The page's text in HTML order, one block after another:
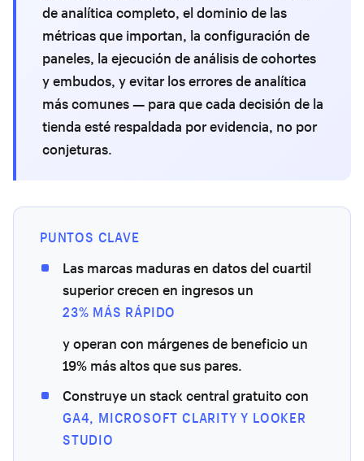
de analítica completo, el dominio de las
métricas que importan, la configuración de
paneles, la ejecución de análisis de cohortes
y embudos, y evitar los errores de analítica
más comunes — para que cada decisión de la
tienda esté respaldada por evidencia, no por
conjeturas.
PUNTOS CLAVE
Las marcas maduras en datos del cuartil
superior crecen en ingresos un
23% MÁS RÁPIDO
y operan con márgenes de beneficio un
19% más altos que sus pares.
Construye un stack central gratuito con
GA4, MICROSOFT CLARITY Y LOOKER
STUDIO